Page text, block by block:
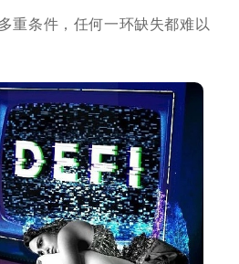
重条件，任何一环缺失都难以